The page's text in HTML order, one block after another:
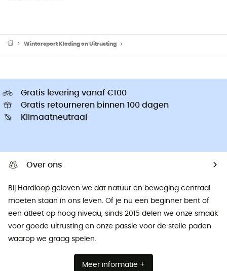
Wintersport Kleding en Uitrusting
Gratis levering vanaf €100
Gratis retourneren binnen 100 dagen
Klimaatneutraal
Over ons
Bij Hardloop geloven we dat natuur en beweging centraal
moeten staan ​​in ons leven. Of je nu een beginner bent of
een atleet op hoog niveau, sinds 2015 delen we onze smaak
voor goede uitrusting en onze passie voor de steile paden
waarop we graag spelen.
Meer informatie +